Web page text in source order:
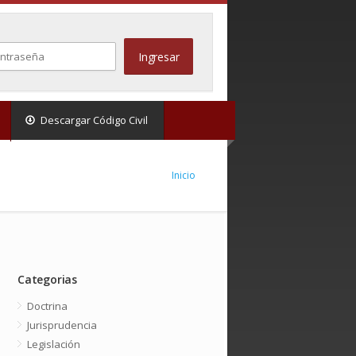
Descargar Código Civil
Inicio
Categorias
Doctrina
Jurisprudencia
Legislación